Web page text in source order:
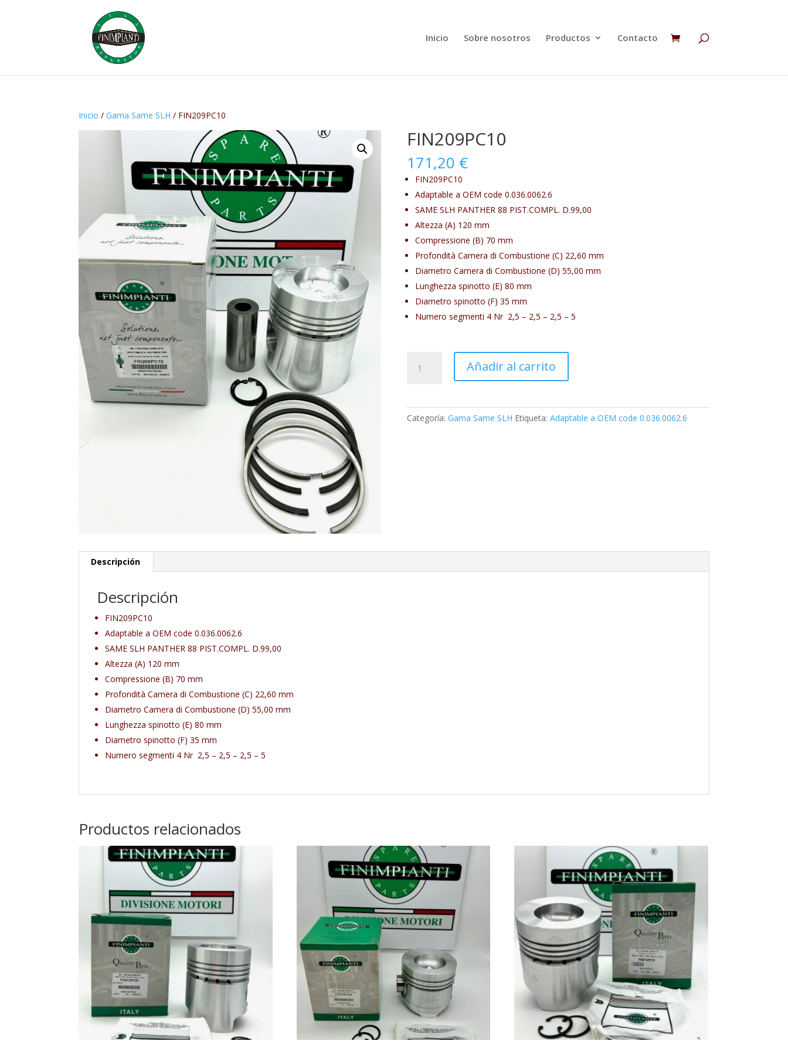
Inicio Sobre nosotros Productos Contacto
Inicio /Gama Same SLH / FIN209PC10
FIN209PC10
171,20 €
FIN209PC10
Adaptable a OEM code 0.036.0062.6
SAME SLH PANTHER 88 PIST.COMPL. D.99,00
Altezza (A) 120 mm
Compressione (B) 70 mm
Profondità Camera di Combustione (C) 22,60 mm
Diametro Camera di Combustione (D) 55,00 mm
Lunghezza spinotto (E) 80 mm
Diametro spinotto (F) 35 mm
Numero segmenti 4 Nr 2,5 – 2,5 – 2,5 – 5
cantidad
Añadir al carrito
Categoría: Gama Same SLH Etiqueta: Adaptable a OEM code 0.036.0062.6
Descripción
Descripción
FIN209PC10
Adaptable a OEM code0.036.0062.6
SAME SLH PANTHER 88 PIST.COMPL. D.99,00
Altezza (A) 120 mm
Compressione (B) 70 mm
Profondità Camera di Combustione (C) 22,60 mm
Diametro Camera di Combustione (D) 55,00 mm
Lunghezza spinotto (E) 80 mm
Diametro spinotto (F) 35 mm
Numero segmenti 4 Nr 2,5 – 2,5 – 2,5 – 5
Productos relacionados